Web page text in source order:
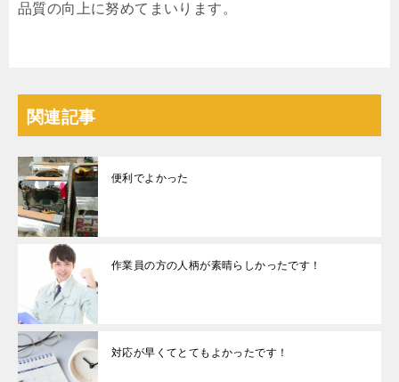
品質の向上に努めてまいります。
関連記事
便利でよかった
作業員の方の人柄が素晴らしかったです！
対応が早くてとてもよかったです！